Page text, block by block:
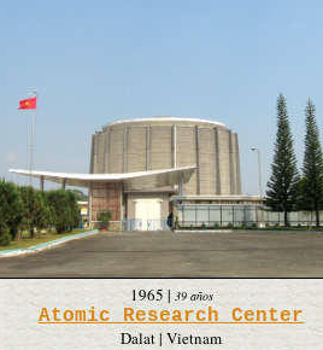
1965 | 39 años
Atomic Research Center
Dalat | Vietnam